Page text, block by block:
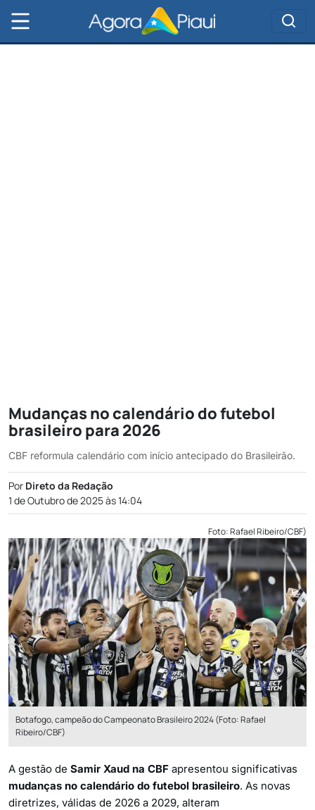
Mudanças no calendário do futebol
brasileiro para 2026
CBF reformula calendário com início antecipado do Brasileirão.
Por Direto da Redação
1 de Outubro de 2025 às 14:04
Foto: Rafael Ribeiro/CBF)
Botafogo, campeão do Campeonato Brasileiro 2024 (Foto: Rafael
Ribeiro/CBF)
A gestão de Samir Xaud na CBF apresentou significativas
mudanças no calendário do futebol brasileiro. As novas
diretrizes, válidas de 2026 a 2029, alteram